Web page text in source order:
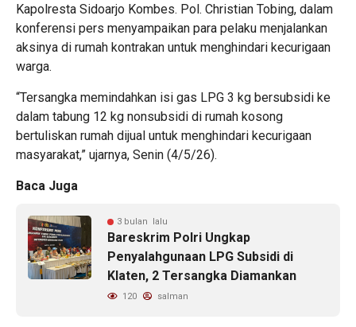
Kapolresta Sidoarjo Kombes. Pol. Christian Tobing, dalam
konferensi pers menyampaikan para pelaku menjalankan
aksinya di rumah kontrakan untuk menghindari kecurigaan
warga.
“Tersangka memindahkan isi gas LPG 3 kg bersubsidi ke
dalam tabung 12 kg nonsubsidi di rumah kosong
bertuliskan rumah dijual untuk menghindari kecurigaan
masyarakat,” ujarnya, Senin (4/5/26).
Baca Juga
3 bulan lalu
Bareskrim Polri Ungkap
Penyalahgunaan LPG Subsidi di
Klaten, 2 Tersangka Diamankan
120 salman